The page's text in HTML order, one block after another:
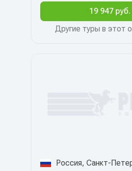
Другие туры в этот
19 947 руб.
Россия, Санкт-